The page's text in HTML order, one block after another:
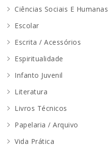
Ciências Sociais E Humanas
Escolar
Escrita / Acessórios
Espiritualidade
Infanto Juvenil
Literatura
Livros Técnicos
Papelaria / Arquivo
Vida Prática